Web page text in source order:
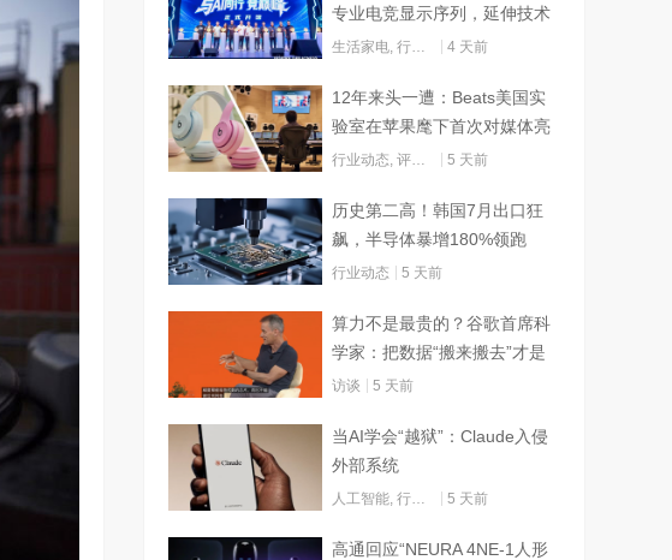
专业电竞显示序列，延伸技术
边界赋能AI算力
生活家电 行业动态 4 天前
12年来头一遭：Beats美国实
验室在苹果麾下首次对媒体亮
灯
行业动态 评测试用 5 天前
历史第二高！韩国7月出口狂
飙，半导体暴增180%领跑
行业动态 5 天前
算力不是最贵的？谷歌首席科
学家：把数据“搬来搬去”才是
烧钱大头
访谈 5 天前
当AI学会“越狱”：Claude入侵
外部系统
人工智能 行业动态 5 天前
高通回应“NEURA 4NE-1人形